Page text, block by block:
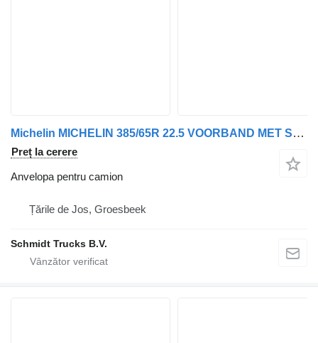
Michelin MICHELIN 385/65R 22.5 VOORBAND MET STAALWIEL 2 X
Preț la cerere
Anvelopa pentru camion
Țările de Jos, Groesbeek
Schmidt Trucks B.V.